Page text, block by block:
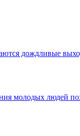
дождливые
молодых людей